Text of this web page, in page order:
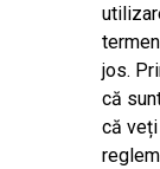
jos.
că
că